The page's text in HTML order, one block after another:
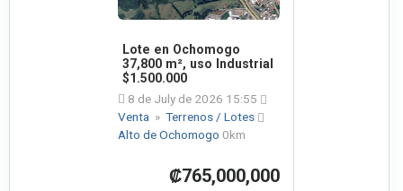
Lote en Ochomogo
37,800 m², uso Industrial
$1.500.000
8 de July de 2026 15:55
Venta »Terrenos / Lotes
Alto de Ochomogo 0km
₡765,000,000